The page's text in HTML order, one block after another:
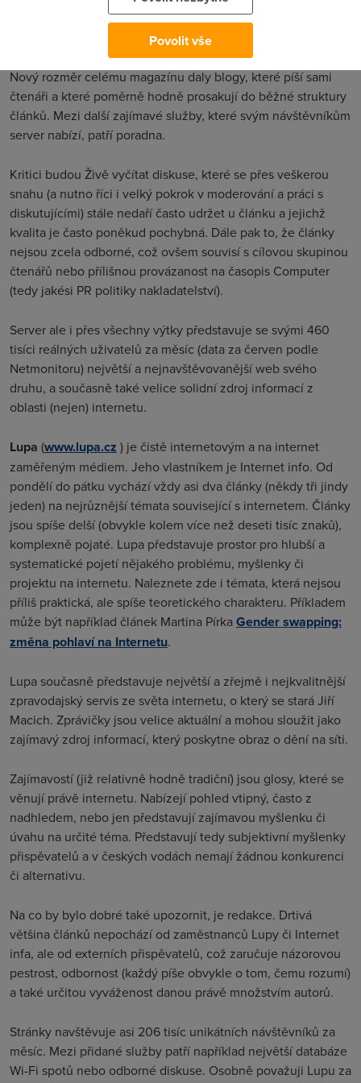
internetové žurnalistiky či etiky. Důraz je kladen na
zpravodajství, které nabízí kromě základní informace také
zasazení do širšího kontextu (nebo se o to alespoň snaží).
Nový rozměr celému magazínu daly blogy, které píší sami
čtenáři a které poměrně hodně prosakují do běžné struktury
článků. Mezi další zajímavé služby, které svým návštěvníkům
server nabízí, patří poradna.
Kritici budou Živě vyčítat diskuse, které se přes veškerou
snahu (a nutno říci i velký pokrok v moderování a práci s
diskutujícími) stále nedaří často udržet u článku a jejichž
kvalita je často poněkud pochybná. Dále pak to, že články
nejsou zcela odborné, což ovšem souvisí s cílovou skupinou
čtenářů nebo přílišnou provázanost na časopis Computer
(tedy jakési PR politiky nakladatelství).
Server ale i přes všechny výtky představuje se svými 460
tisíci reálných uživatelů za měsíc (data za červen podle
Netmonitoru) největší a nejnavštěvovanější web svého
druhu, a současně také velice solidní zdroj informací z
oblasti (nejen) internetu.
Lupa (www.lupa.cz ) je čistě internetovým a na internet
zaměřeným médiem. Jeho vlastníkem je Internet info. Od
pondělí do pátku vychází vždy asi dva články (někdy tři jindy
jeden) na nejrůznější témata související s internetem. Články
jsou spíše delší (obvykle kolem více než deseti tisíc znaků),
komplexně pojaté. Lupa představuje prostor pro hlubší a
systematické pojetí nějakého problému, myšlenky či
projektu na internetu. Naleznete zde i témata, která nejsou
příliš praktická, ale spíše teoretického charakteru. Příkladem
může být například článek Martina PírkaGender swapping:
změna pohlaví na Internetu.
Lupa současně představuje největší a zřejmě i nejkvalitnější
zpravodajský servis ze světa internetu, o který se stará Jiří
Macich. Zprávičky jsou velice aktuální a mohou sloužit jako
zajímavý zdroj informací, který poskytne obraz o dění na síti.
Zajímavostí (již relativně hodně tradiční) jsou glosy, které se
věnují právě internetu. Nabízejí pohled vtipný, často z
nadhledem, nebo jen představují zajímavou myšlenku či
úvahu na určité téma. Představují tedy subjektivní myšlenky
přispěvatelů a v českých vodách nemají žádnou konkurenci
či alternativu.
Na co by bylo dobré také upozornit, je redakce. Drtivá
většina článků nepochází od zaměstnanců Lupy či Internet
infa, ale od externích přispěvatelů, což zaručuje názorovou
pestrost, odbornost (každý píše obvykle o tom, čemu rozumí)
a také určitou vyváženost danou právě množstvím autorů.
Stránky navštěvuje asi 206 tisíc unikátních návštěvníků za
měsíc. Mezi přidané služby patří například největší databáze
Wi-Fi spotů nebo odborné diskuse. Osobně považuji Lupu za
Povolit vše